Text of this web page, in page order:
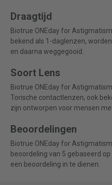
Draagtijd
Biotrue ONEday for
bekend als 1-daglenzen,
en daarna weggegooid.
Soort Lens
Biotrue ONEday for
Torische contactlenzen, ook
zijn ontworpen voor mensen
Beoordelingen
Biotrue ONEday for
beoordeling van 5 gebaseerd
een beoordeling in te dienen.